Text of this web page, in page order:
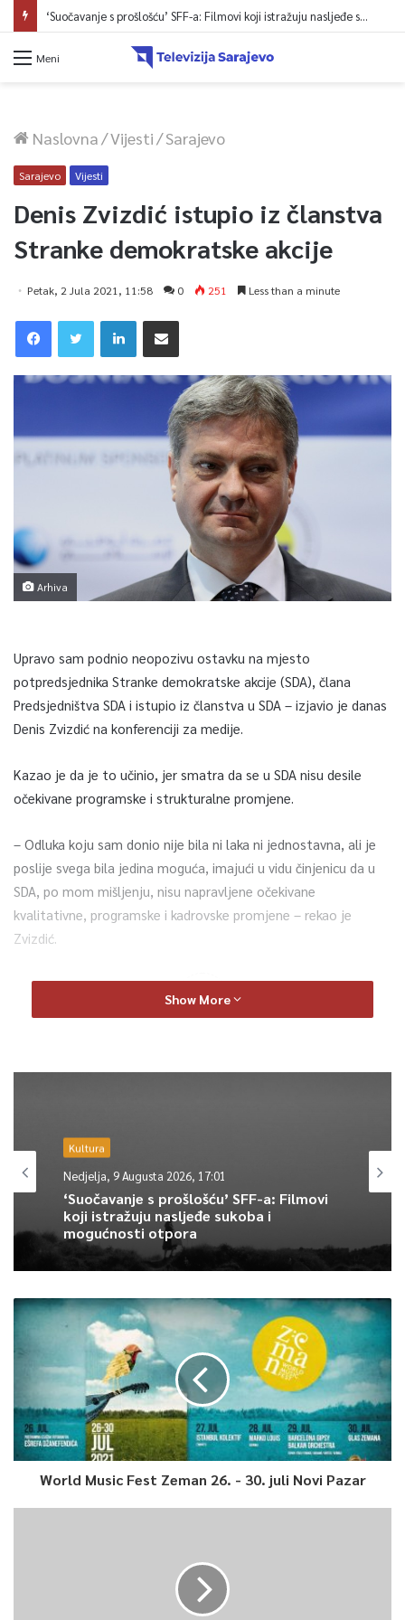
‘Suočavanje s prošlošću’ SFF-a: Filmovi koji istražuju nasljeđe sukoba i mogućnosti otpora
Meni
Naslovna/Vijesti/Sarajevo
Sarajevo Vijesti
Denis Zvizdić istupio iz članstva
Stranke demokratske akcije
Petak, 2 Jula 2021, 11:58 0 251 Less than a minute
Arhiva
Upravo sam podnio neopozivu ostavku na mjesto
potpredsjednika Stranke demokratske akcije (SDA), člana
Predsjedništva SDA i istupio iz članstva u SDA – izjavio je danas
Denis Zvizdić na konferenciji za medije.
Kazao je da je to učinio, jer smatra da se u SDA nisu desile
očekivane programske i strukturalne promjene.
– Odluka koju sam donio nije bila ni laka ni jednostavna, ali je
poslije svega bila jedina moguća, imajući u vidu činjenicu da u
SDA, po mom mišljenju, nisu napravljene očekivane
kvalitativne, programske i kadrovske promjene – rekao je
Zvizdić.
0
Show More
Kultura
Nedjelja, 9 Augusta 2026, 17:01
‘Suočavanje s prošlošću’ SFF-a: Filmovi
koji istražuju nasljeđe sukoba i
mogućnosti otpora
World Music Fest Zeman 26. - 30. juli Novi Pazar